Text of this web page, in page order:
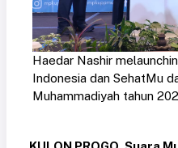
Haedar Nashir
Indonesia dan SehatMu
Muhammadiyah tahun